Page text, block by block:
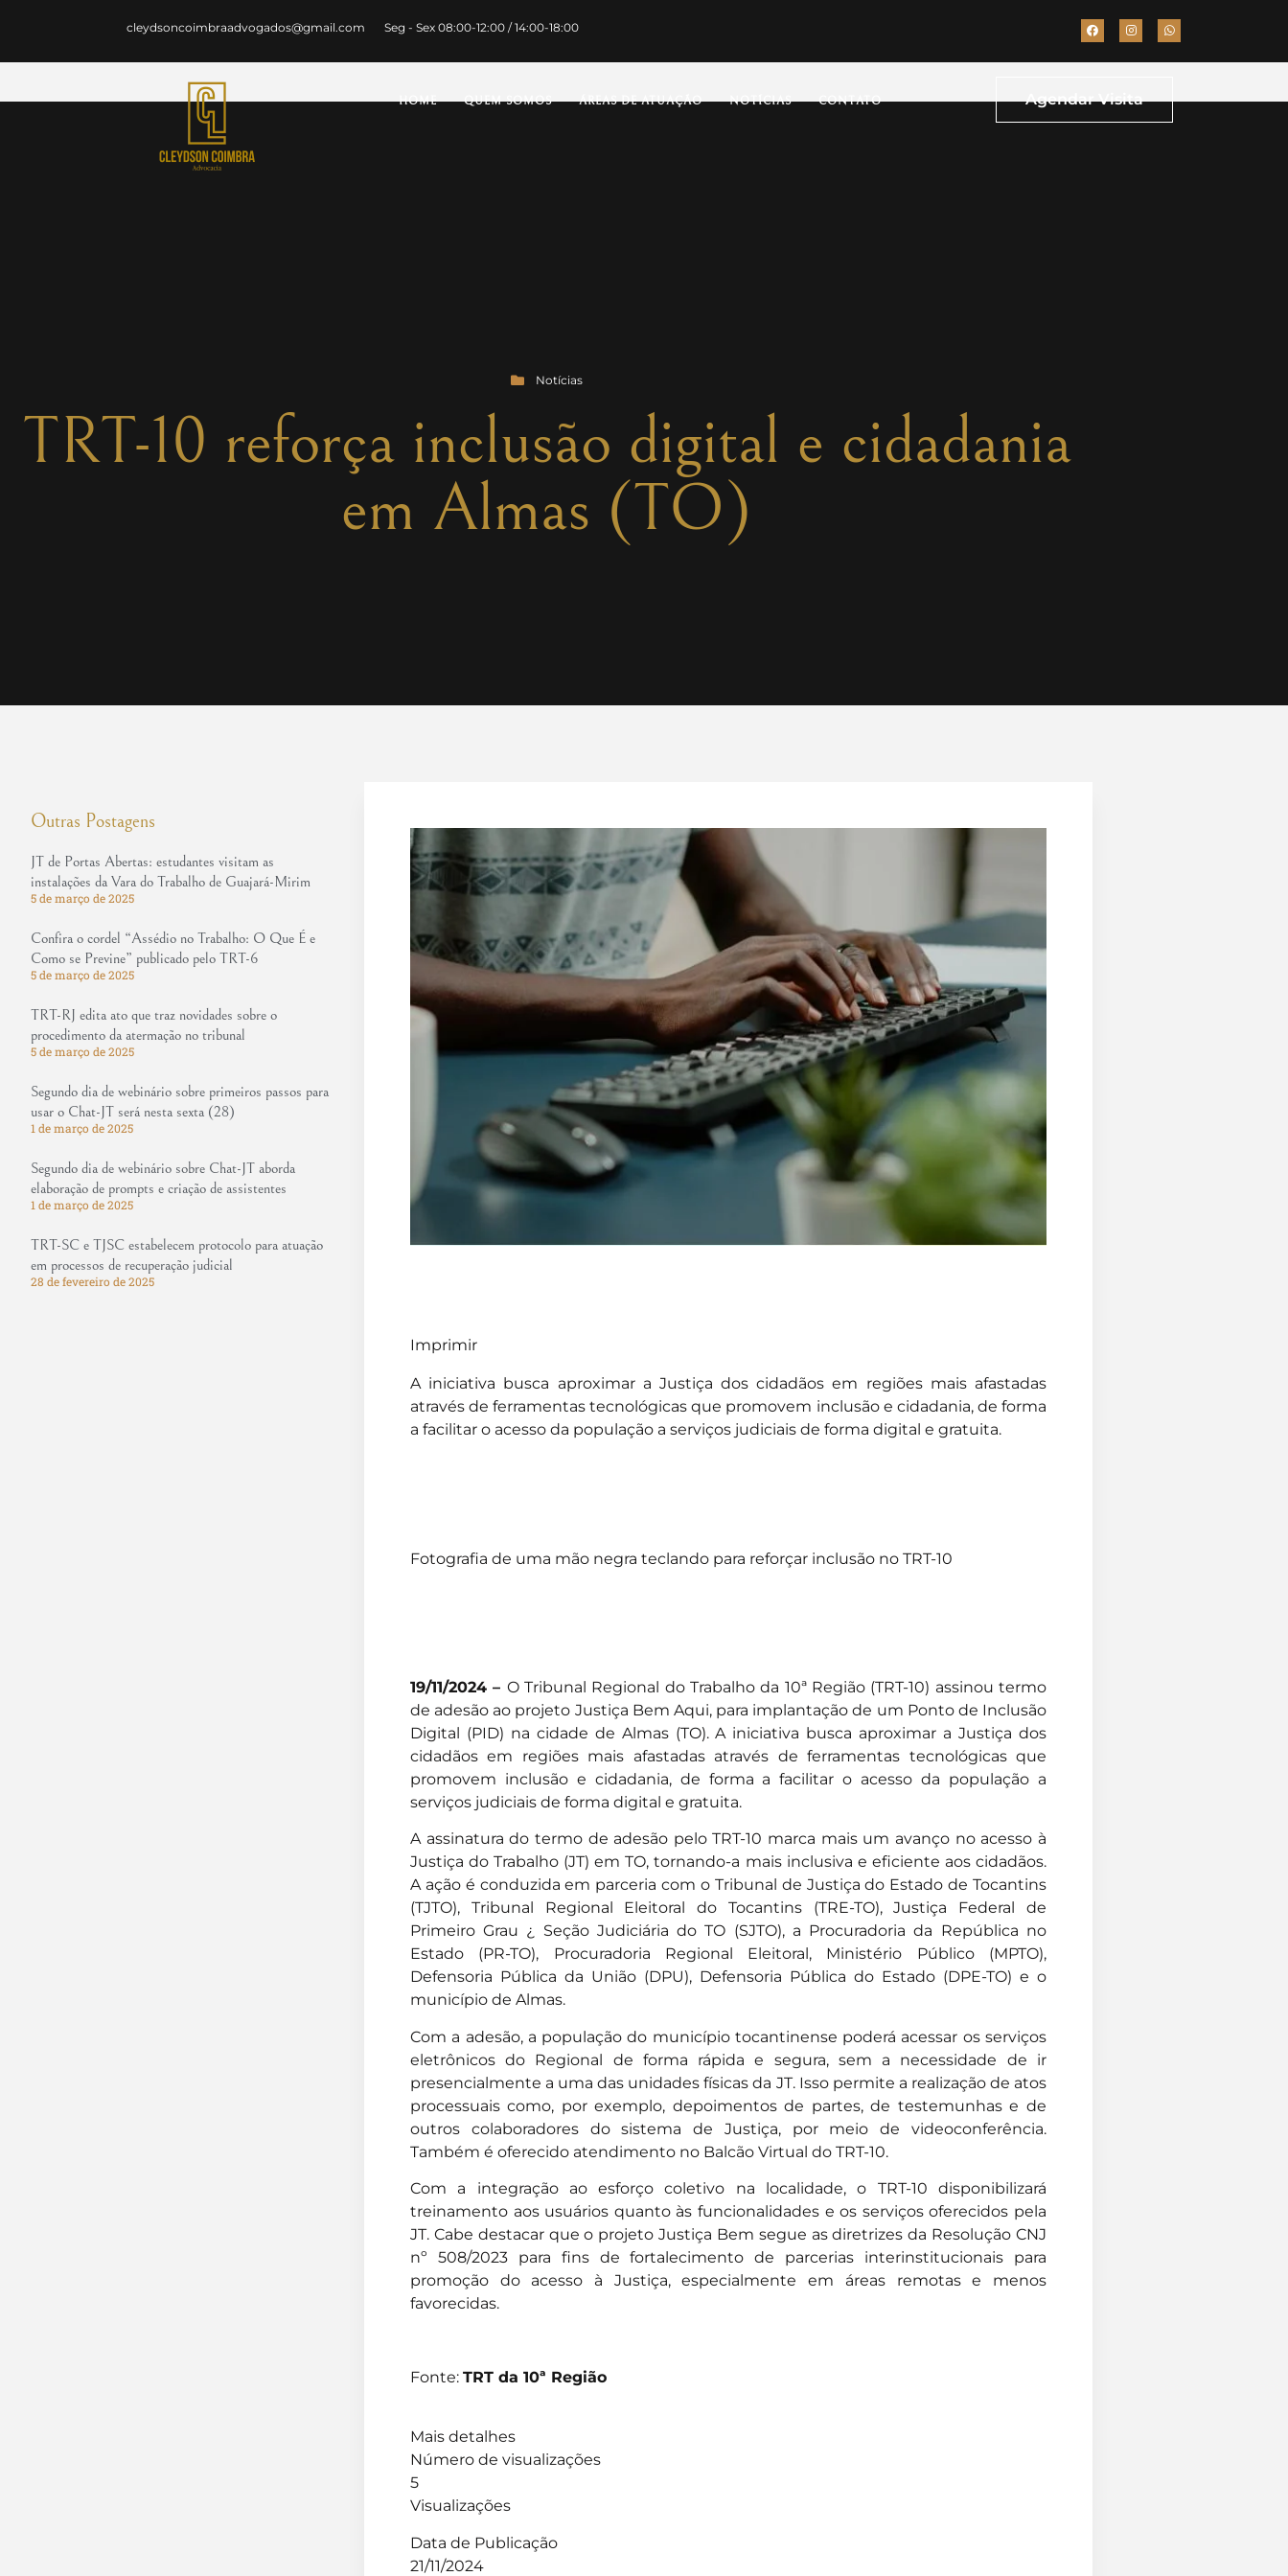
cleydsoncoimbraadvogados@gmail.com Seg - Sex 08:00-12:00 / 14:00-18:00
HOME QUEM SOMOS ÁREAS DE ATUAÇÃO NOTÍCIAS CONTATO Agendar Visita
Notícias
TRT-10 reforça inclusão digital e cidadania
em Almas (TO)
Outras Postagens
JT de Portas Abertas: estudantes visitam as
instalações da Vara do Trabalho de Guajará-Mirim
5 de março de 2025
Confira o cordel “Assédio no Trabalho: O Que É e
Como se Previne” publicado pelo TRT-6
5 de março de 2025
TRT-RJ edita ato que traz novidades sobre o
procedimento da atermação no tribunal
5 de março de 2025
Segundo dia de webinário sobre primeiros passos para
usar o Chat-JT será nesta sexta (28)
1 de março de 2025
Segundo dia de webinário sobre Chat-JT aborda
elaboração de prompts e criação de assistentes
1 de março de 2025
TRT-SC e TJSC estabelecem protocolo para atuação
em processos de recuperação judicial
28 de fevereiro de 2025
Imprimir
A iniciativa busca aproximar a Justiça dos cidadãos em regiões mais afastadas
através de ferramentas tecnológicas que promovem inclusão e cidadania, de forma
a facilitar o acesso da população a serviços judiciais de forma digital e gratuita.
Fotografia de uma mão negra teclando para reforçar inclusão no TRT-10
19/11/2024 – O Tribunal Regional do Trabalho da 10ª Região (TRT-10) assinou termo
de adesão ao projeto Justiça Bem Aqui, para implantação de um Ponto de Inclusão
Digital (PID) na cidade de Almas (TO). A iniciativa busca aproximar a Justiça dos
cidadãos em regiões mais afastadas através de ferramentas tecnológicas que
promovem inclusão e cidadania, de forma a facilitar o acesso da população a
serviços judiciais de forma digital e gratuita.
A assinatura do termo de adesão pelo TRT-10 marca mais um avanço no acesso à
Justiça do Trabalho (JT) em TO, tornando-a mais inclusiva e eficiente aos cidadãos.
A ação é conduzida em parceria com o Tribunal de Justiça do Estado de Tocantins
(TJTO), Tribunal Regional Eleitoral do Tocantins (TRE-TO), Justiça Federal de
Primeiro Grau ¿ Seção Judiciária do TO (SJTO), a Procuradoria da República no
Estado (PR-TO), Procuradoria Regional Eleitoral, Ministério Público (MPTO),
Defensoria Pública da União (DPU), Defensoria Pública do Estado (DPE-TO) e o
município de Almas.
Com a adesão, a população do município tocantinense poderá acessar os serviços
eletrônicos do Regional de forma rápida e segura, sem a necessidade de ir
presencialmente a uma das unidades físicas da JT. Isso permite a realização de atos
processuais como, por exemplo, depoimentos de partes, de testemunhas e de
outros colaboradores do sistema de Justiça, por meio de videoconferência.
Também é oferecido atendimento no Balcão Virtual do TRT-10.
Com a integração ao esforço coletivo na localidade, o TRT-10 disponibilizará
treinamento aos usuários quanto às funcionalidades e os serviços oferecidos pela
JT. Cabe destacar que o projeto Justiça Bem segue as diretrizes da Resolução CNJ
nº 508/2023 para fins de fortalecimento de parcerias interinstitucionais para
promoção do acesso à Justiça, especialmente em áreas remotas e menos
favorecidas.
Fonte: TRT da 10ª Região
Mais detalhes
Número de visualizações
5
Visualizações
Data de Publicação
21/11/2024